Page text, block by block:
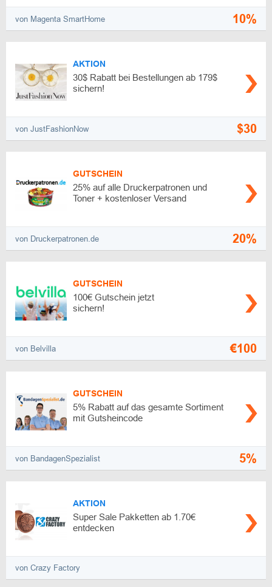
von Magenta SmartHome 10%
AKTION
30$ Rabatt bei Bestellungen ab 179$
sichern!
von JustFashionNow $30
GUTSCHEIN
25% auf alle Druckerpatronen und
Toner + kostenloser Versand
von Druckerpatronen.de 20%
GUTSCHEIN
100€ Gutschein jetzt
sichern!
von Belvilla €100
GUTSCHEIN
5% Rabatt auf das gesamte Sortiment
mit Gutsheincode
von BandagenSpezialist 5%
AKTION
Super Sale Pakketten ab 1.70€
entdecken
von Crazy Factory